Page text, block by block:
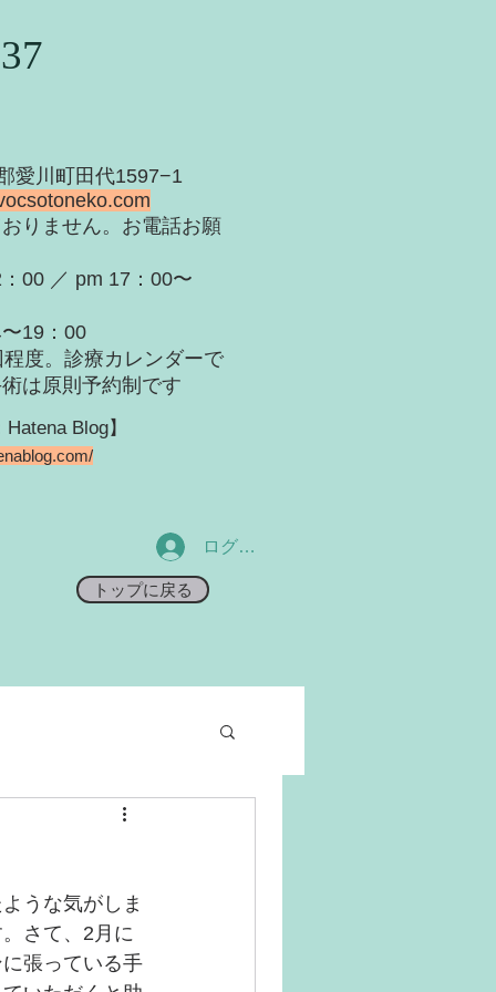
愛川町田代1597−1
りません。お電話お願
00 ／ pm 17：00〜
：00
程度。診療カレンダーで
は原則予約制です
Blog】
ログイン
トップに戻る
うな気がしま
さて、2月に
張っている手